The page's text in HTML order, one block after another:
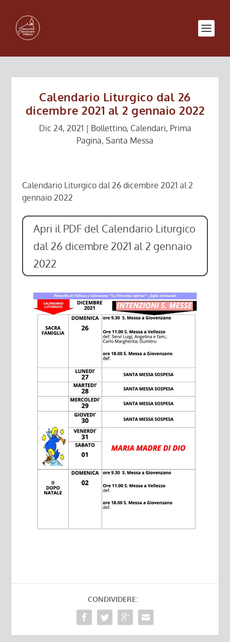
Calendario Liturgico dal 26
dicembre 2021 al 2 gennaio 2022
Dic 24, 2021 | Bollettino, Calendari, Prima
Pagina, Santa Messa
Calendario Liturgico dal 26 dicembre 2021 al 2
gennaio 2022
Apri il PDF del Calendario Liturgico
dal 26 dicembre 2021 al 2 gennaio
2022
CONDIVIDERE: